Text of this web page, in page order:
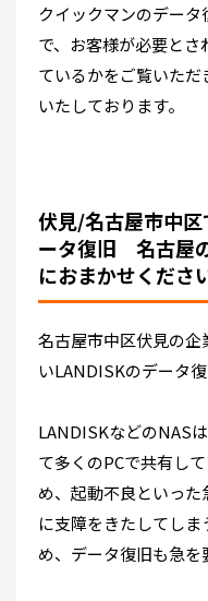
クイックマンのデー
で、お客様が必要と
ているかをご覧いた
いたしております。
伏見/名古屋市中
ータ復旧 名古屋
におまかせくださ
名古屋市中区伏見の
いLANDISKのデータ復
LANDISKなどのNAS
て多くのPCで共有し
め、起動不良といっ
に支障をきたしてし
め、データ復旧も急を